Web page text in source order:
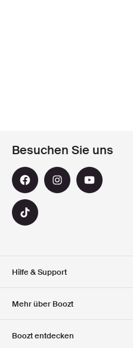
Hilfe & Support
Mehr über Boozt
Boozt entdecken
Besuchen Sie uns